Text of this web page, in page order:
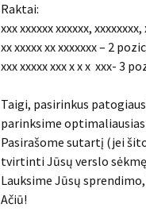
Raktai:
xxx xxxxxx xxxxxx,
xx xxxxx xx xxxxxxx – 2
xxx xxxxx xxx x x x xxx- 3
Taigi, pasirinkus
parinksime
Pasirašome sutartį (jei
tvirtinti Jūsų verslo
Lauksime Jūsų
Ačiū!